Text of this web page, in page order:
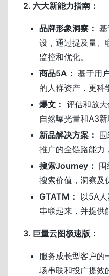
2. 六大新能力指南：
品牌形象洞察：
设，通过提及量、
监控和优化。
商品5A： 基于用
的人群资产，更科
爆文： 评估和放
自然曝光量和A3
新品解决方案：
推广的全链路能力
搜索Journey：
搜索价值，洞察及
GTATM： 以5A
串联起来，并提供
3. 巨量云图极速版：
服务成长型客户的
场串联和投广提效